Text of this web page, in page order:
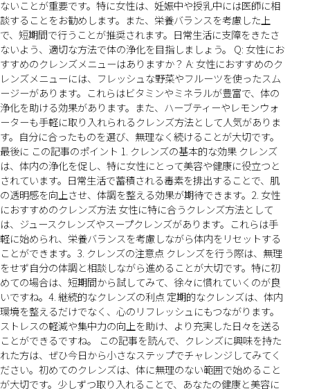
ないことが重要です。特に女性は、妊娠中や授乳中には医師に相
談することをお勧めします。また、栄養バランスを考慮した上
で、短期間で行うことが推奨されます。日常生活に支障をきたさ
ないよう、適切な方法で体の浄化を目指しましょう。 Q: 女性にお
すすめのクレンズメニューはありますか？ A: 女性におすすめのク
レンズメニューには、フレッシュな野菜やフルーツを使ったスム
ージーがあります。これらはビタミンやミネラルが豊富で、体の
浄化を助ける効果があります。また、ハーブティーやレモンウォ
ーターも手軽に取り入れられるクレンズ方法として人気がありま
す。自分に合ったものを選び、無理なく続けることが大切です。
最後に この記事のポイント 1. クレンズの基本的な効果 クレンズ
は、体内の浄化を促し、特に女性にとって美容や健康に役立つと
されています。日常生活で蓄積される毒素を排出することで、肌
の透明感を向上させ、体調を整える効果が期待できます。2. 女性
におすすめのクレンズ方法 女性に特に合うクレンズ方法として
は、ジュースクレンズやスープクレンズがあります。これらは手
軽に始められ、栄養バランスを考慮しながら体内をリセットする
ことができます。3. クレンズの注意点 クレンズを行う際は、無理
をせず自分の体調と相談しながら進めることが大切です。特に初
めての場合は、短期間から試してみて、徐々に慣れていくのが良
いですね。4. 継続的なクレンズの利点 定期的なクレンズは、体内
環境を整えるだけでなく、心のリフレッシュにもつながります。
ストレスの軽減や集中力の向上を助け、より充実した日々を送る
ことができるですね。 この記事を読んで、クレンズに興味を持た
れた方は、ぜひ今日から小さなステップでチャレンジしてみてく
ださい。初めてのクレンズは、体に無理のない範囲で始めること
が大切です。少しずつ取り入れることで、あなたの健康と美容に